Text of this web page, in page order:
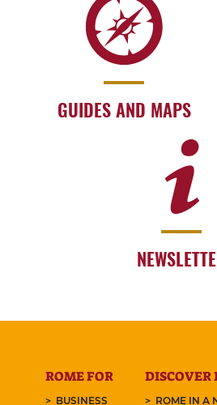
GUIDES AND MAPS
ROME FOR
BUSINESS
DISCOVER
ROME IN A